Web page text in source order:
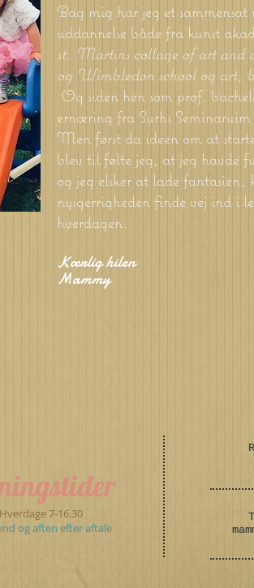
Bag mig har jeg et
uddannelse både fra kunst
st. Martins collage of art and
og Wimbledon school og art,
Og siden hen som prof.
ernæring fra Surhs
Men først da ideen om at
blev til følte jeg, at jeg havde
og jeg elsker at lade fantasien,
nysgerrigheden finde vej ind i
hverdagen.
Kærlig hilen
Mammy
Hverdage 7-16.30
og aften efter aftale